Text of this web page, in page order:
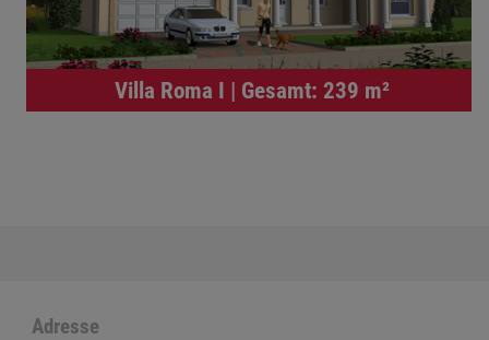
Villa Roma I | Gesamt: 239 m²
Adresse